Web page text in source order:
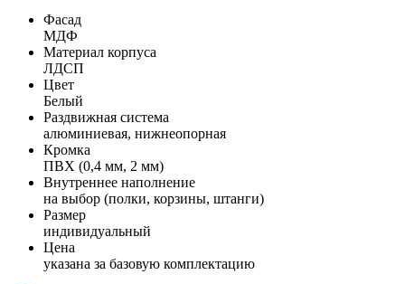
Фасад
МДФ
Материал корпуса
ЛДСП
Цвет
Белый
Раздвижная система
алюминиевая, нижнеопорная
Кромка
ПВХ (0,4 мм, 2 мм)
Внутреннее наполнение
на выбор (полки, корзины, штанги)
Размер
индивидуальный
Цена
указана за базовую комплектацию